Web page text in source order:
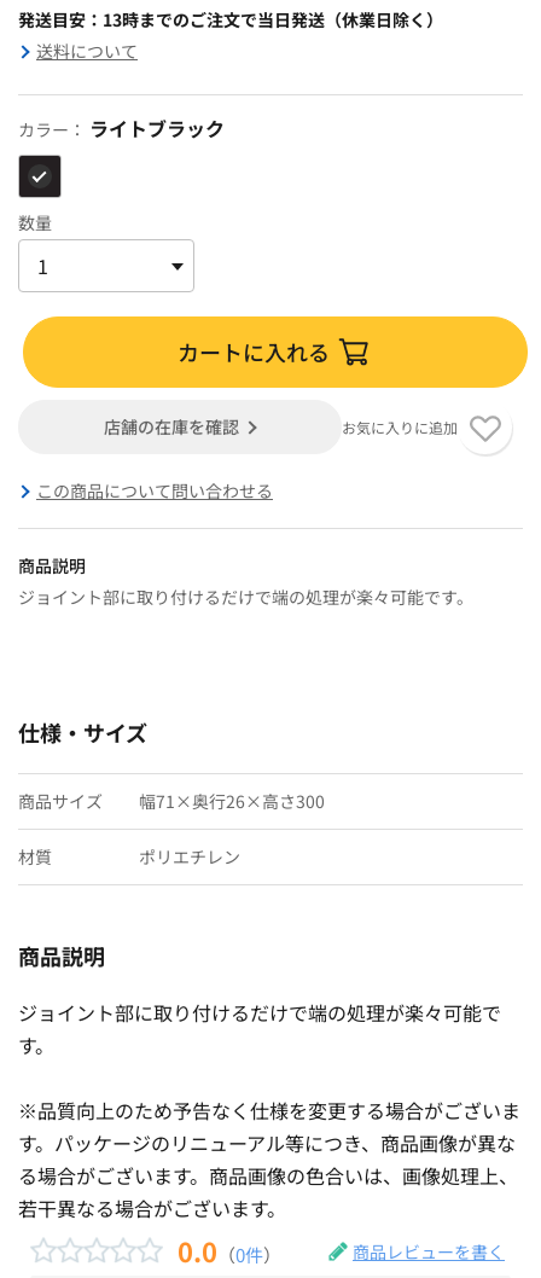
発送目安：13時までのご注文で当日発送（休業日除く）
送料について
カラー： ライトブラック
数量
カートに入れる
店舗の在庫を確認 お気に入りに追加
この商品について問い合わせる
商品説明
ジョイント部に取り付けるだけで端の処理が楽々可能です。
仕様・サイズ
商品サイズ 幅71×奥行26×高さ300
材質 ポリエチレン
商品説明
ジョイント部に取り付けるだけで端の処理が楽々可能で
す。
※品質向上のため予告なく仕様を変更する場合がございま
す。パッケージのリニューアル等につき、商品画像が異な
る場合がございます。商品画像の色合いは、画像処理上、
若干異なる場合がございます。
0.0 （0件） 商品レビューを書く